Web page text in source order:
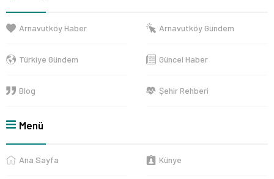
Arnavutköy Haber Arnavutköy Gündem
Türkiye Gündem Güncel Haber
Blog Şehir Rehberi
Menü
Ana Sayfa Künye